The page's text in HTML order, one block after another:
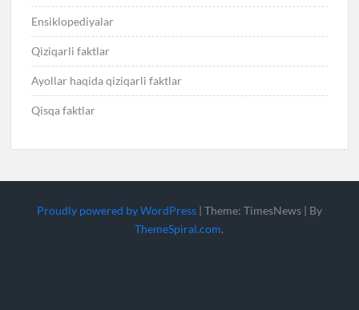
Ensiklopediyalar
Qiziqarli faktlar
Ayollar haqida qiziqarli faktlar
Qisqa faktlar
Proudly powered by WordPress | Theme: TimesNews | By
ThemeSpiral.com.